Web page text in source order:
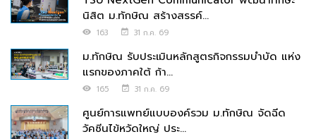
นิสิต ม.ทักษิณ สร้างสรรค์...
163 31 ก.ค. 69
ม.ทักษิณ รับประเมินหลักสูตรกิจกรรมบำบัด แห่ง
แรกของภาคใต้ ก้า...
165 31 ก.ค. 69
ศูนย์การแพทย์แบบองค์รวม ม.ทักษิณ จัดฉีด
วัคซีนไข้หวัดใหญ่ ประ...